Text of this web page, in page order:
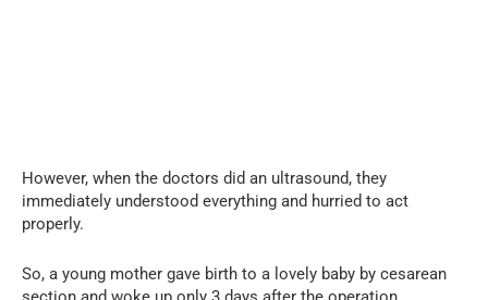
However, when the doctors did an ultrasound, they
immediately understood everything and hurried to act
properly.
So, a young mother gave birth to a lovely baby by cesarean